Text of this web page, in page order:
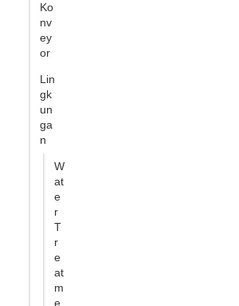
Ko
nv
ey
or
Lin
gk
un
ga
n
W
at
e
r
T
r
e
at
m
e